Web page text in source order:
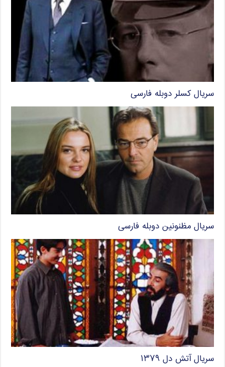
سریال کسلر دوبله فارسی
سریال مظنونین دوبله فارسی
سریال آتش دل ۱۳۷۹